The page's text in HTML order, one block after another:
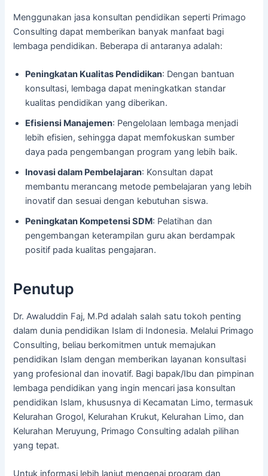
Menggunakan jasa konsultan pendidikan seperti Primago
Consulting dapat memberikan banyak manfaat bagi
lembaga pendidikan. Beberapa di antaranya adalah:
Peningkatan Kualitas Pendidikan: Dengan bantuan
konsultasi, lembaga dapat meningkatkan standar
kualitas pendidikan yang diberikan.
Efisiensi Manajemen: Pengelolaan lembaga menjadi
lebih efisien, sehingga dapat memfokuskan sumber
daya pada pengembangan program yang lebih baik.
Inovasi dalam Pembelajaran: Konsultan dapat
membantu merancang metode pembelajaran yang lebih
inovatif dan sesuai dengan kebutuhan siswa.
Peningkatan Kompetensi SDM: Pelatihan dan
pengembangan keterampilan guru akan berdampak
positif pada kualitas pengajaran.
Penutup
Dr. Awaluddin Faj, M.Pd adalah salah satu tokoh penting
dalam dunia pendidikan Islam di Indonesia. Melalui Primago
Consulting, beliau berkomitmen untuk memajukan
pendidikan Islam dengan memberikan layanan konsultasi
yang profesional dan inovatif. Bagi bapak/Ibu dan pimpinan
lembaga pendidikan yang ingin mencari jasa konsultan
pendidikan Islam, khususnya di Kecamatan Limo, termasuk
Kelurahan Grogol, Kelurahan Krukut, Kelurahan Limo, dan
Kelurahan Meruyung, Primago Consulting adalah pilihan
yang tepat.
Untuk informasi lebih lanjut mengenai program dan